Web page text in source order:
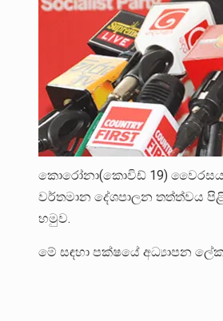
කොරෝනා(කොවිඩ් 19) වෛරසය
වර්තමාන දේශපාලන තත්ත්වය
හමුව.
මේ සඳහා පක්ෂයේ අධ්‍යාපන